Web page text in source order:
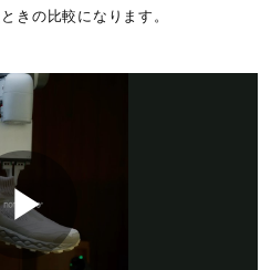
きの比較になります。